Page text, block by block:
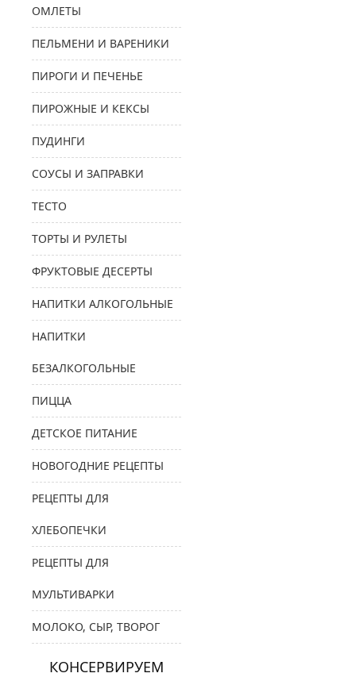
ОМЛЕТЫ
ПЕЛЬМЕНИ И ВАРЕНИКИ
ПИРОГИ И ПЕЧЕНЬЕ
ПИРОЖНЫЕ И КЕКСЫ
ПУДИНГИ
СОУСЫ И ЗАПРАВКИ
ТЕСТО
ТОРТЫ И РУЛЕТЫ
ФРУКТОВЫЕ ДЕСЕРТЫ
НАПИТКИ АЛКОГОЛЬНЫЕ
НАПИТКИ
БЕЗАЛКОГОЛЬНЫЕ
ПИЦЦА
ДЕТСКОЕ ПИТАНИЕ
НОВОГОДНИЕ РЕЦЕПТЫ
РЕЦЕПТЫ ДЛЯ
ХЛЕБОПЕЧКИ
РЕЦЕПТЫ ДЛЯ
МУЛЬТИВАРКИ
МОЛОКО, СЫР, ТВОРОГ
КОНСЕРВИРУЕМ